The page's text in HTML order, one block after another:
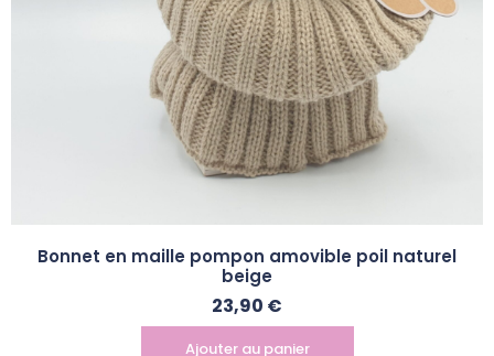
Doudoune capuche rose métallisée
79,95€
Choix des options